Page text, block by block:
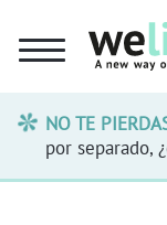
NO TE
por separado,